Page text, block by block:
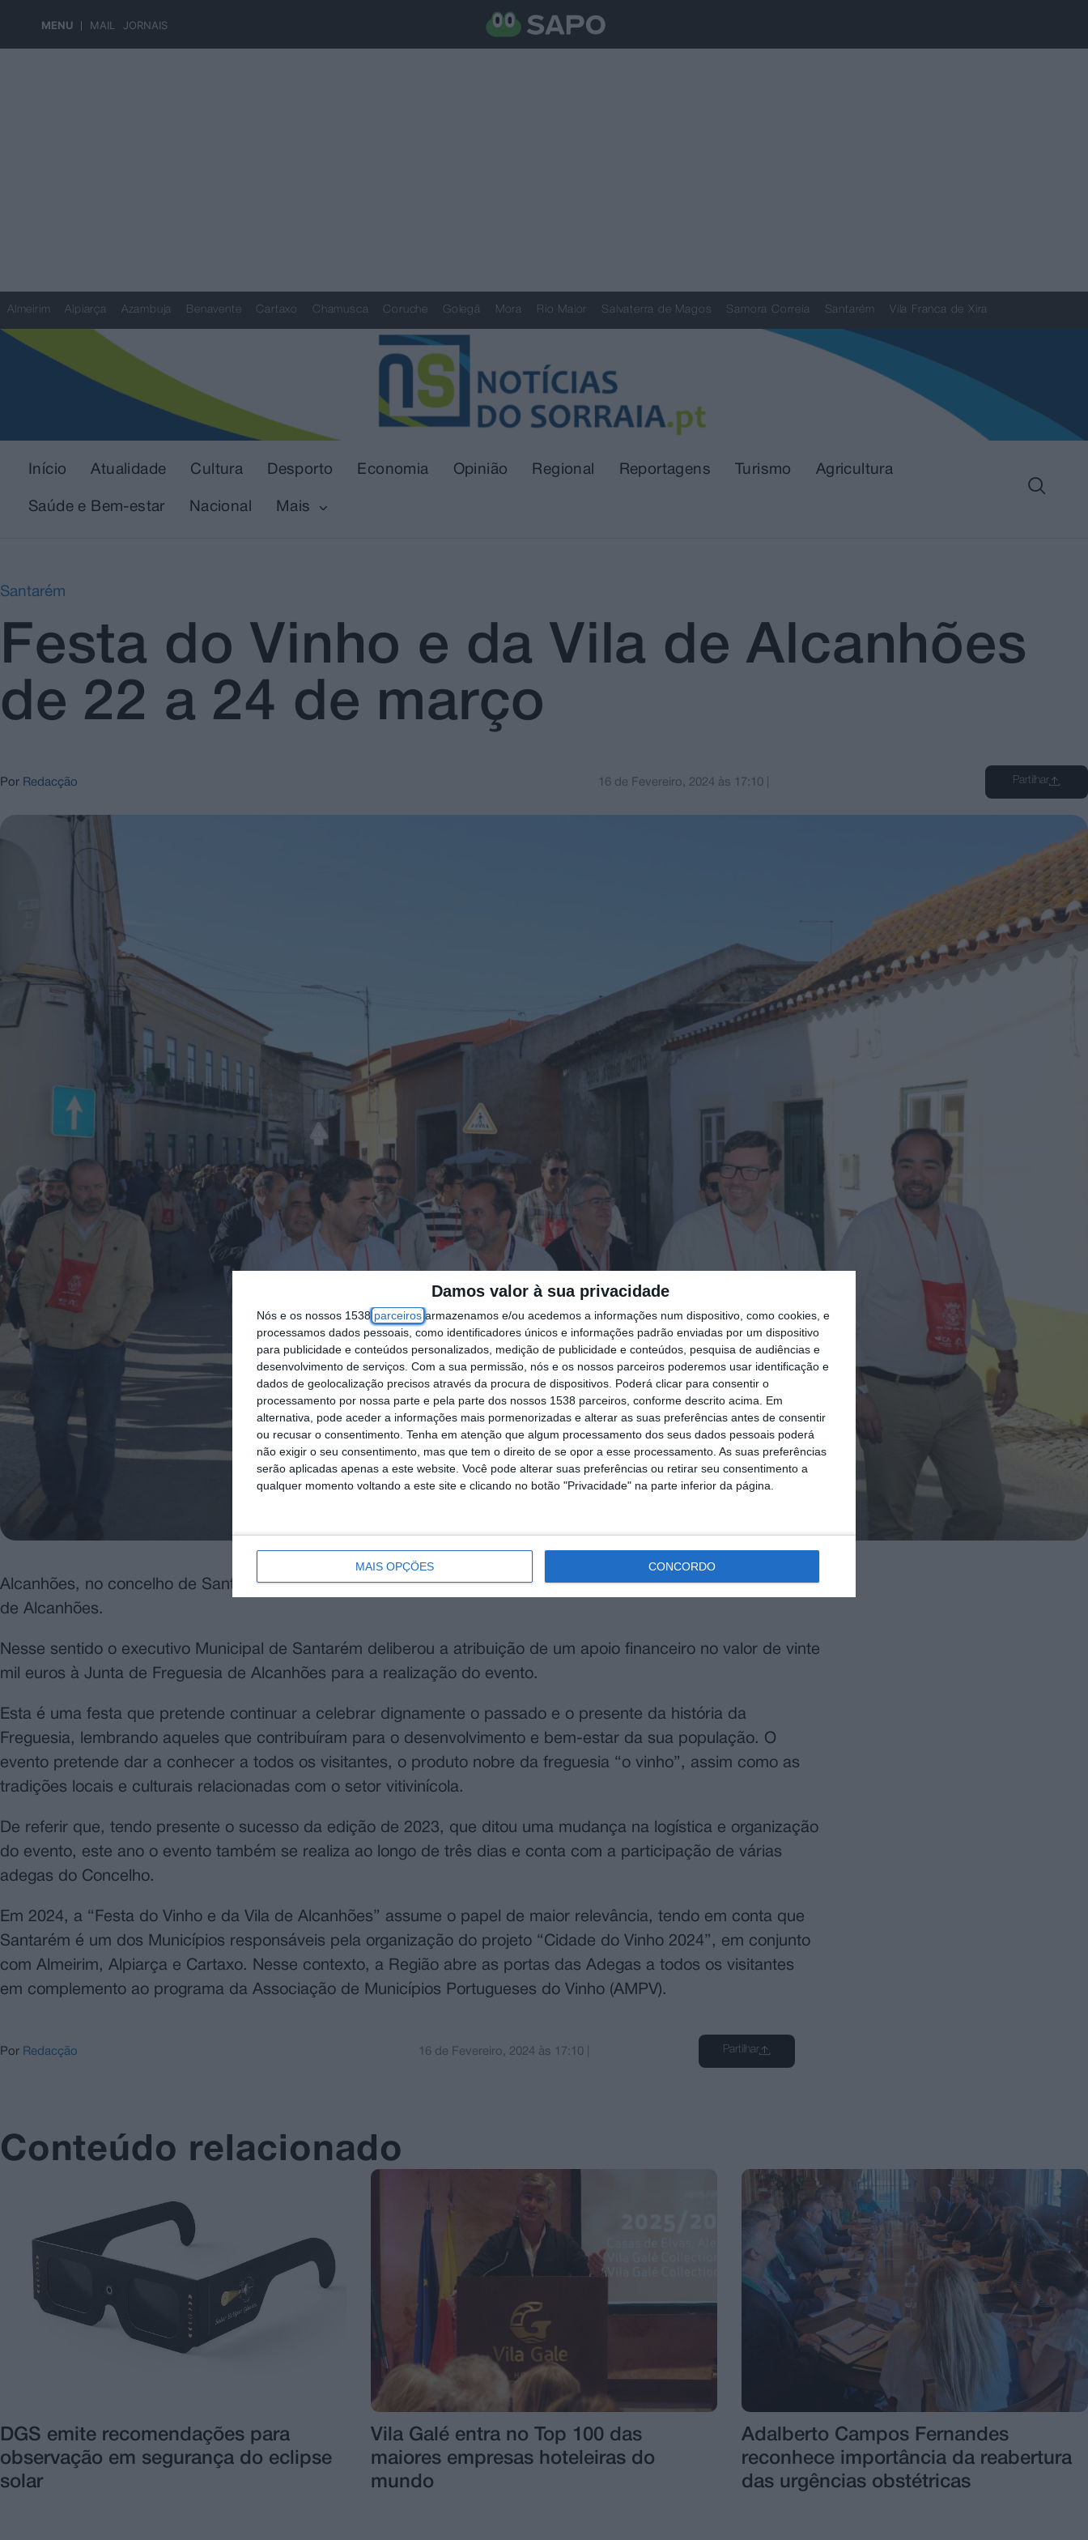
Damos valor à sua privacidade
Nós e os nossos 1538 parceiros armazenamos e/ou acedemos a informações num dispositivo, como cookies, e
processamos dados pessoais, como identificadores únicos e informações padrão enviadas por um dispositivo
para publicidade e conteúdos personalizados, medição de publicidade e conteúdos, pesquisa de audiências e
desenvolvimento de serviços. Com a sua permissão, nós e os nossos parceiros poderemos usar identificação e
dados de geolocalização precisos através da procura de dispositivos. Poderá clicar para consentir o
processamento por nossa parte e pela parte dos nossos 1538 parceiros, conforme descrito acima. Em
alternativa, pode aceder a informações mais pormenorizadas e alterar as suas preferências antes de consentir
ou recusar o consentimento. Tenha em atenção que algum processamento dos seus dados pessoais poderá
não exigir o seu consentimento, mas que tem o direito de se opor a esse processamento. As suas preferências
serão aplicadas apenas a este website. Você pode alterar suas preferências ou retirar seu consentimento a
qualquer momento voltando a este site e clicando no botão "Privacidade" na parte inferior da página.
MAIS OPÇÕES CONCORDO
MENU MAIL JORNAIS
Almeirim Alpiarça Azambuja Benavente Cartaxo Chamusca Coruche Golegã Mora Rio Maior Salvaterra de Magos Samora Correia Santarém Vila Franca de Xira
Início Atualidade Cultura Desporto Economia Opinião Regional Reportagens Turismo Agricultura
Saúde e Bem-estar Nacional Mais
Santarém
Festa do Vinho e da Vila de Alcanhões
de 22 a 24 de março
Por Redacção 16 de Fevereiro, 2024 às 17:10 Partilhar
Alcanhões, no concelho de Santarém, receberá de 22 a 24 de março, a edição 2024 da Festa do Vinho e da Vila
de Alcanhões.
Nesse sentido o executivo Municipal de Santarém deliberou a atribuição de um apoio financeiro no valor de vinte
mil euros à Junta de Freguesia de Alcanhões para a realização do evento.
Esta é uma festa que pretende continuar a celebrar dignamente o passado e o presente da história da
Freguesia, lembrando aqueles que contribuíram para o desenvolvimento e bem-estar da sua população. O
evento pretende dar a conhecer a todos os visitantes, o produto nobre da freguesia “o vinho”, assim como as
tradições locais e culturais relacionadas com o setor vitivinícola.
De referir que, tendo presente o sucesso da edição de 2023, que ditou uma mudança na logística e organização
do evento, este ano o evento também se realiza ao longo de três dias e conta com a participação de várias
adegas do Concelho.
Em 2024, a “Festa do Vinho e da Vila de Alcanhões” assume o papel de maior relevância, tendo em conta que
Santarém é um dos Municípios responsáveis pela organização do projeto “Cidade do Vinho 2024”, em conjunto
com Almeirim, Alpiarça e Cartaxo. Nesse contexto, a Região abre as portas das Adegas a todos os visitantes
em complemento ao programa da Associação de Municípios Portugueses do Vinho (AMPV).
Por Redacção 16 de Fevereiro, 2024 às 17:10 Partilhar
Conteúdo relacionado
DGS emite recomendações para
observação em segurança do eclipse
solar
Vila Galé entra no Top 100 das
maiores empresas hoteleiras do
mundo
Adalberto Campos Fernandes
reconhece importância da reabertura
das urgências obstétricas